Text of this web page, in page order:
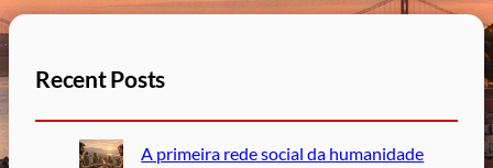
Recent Posts
A primeira rede social da humanidade